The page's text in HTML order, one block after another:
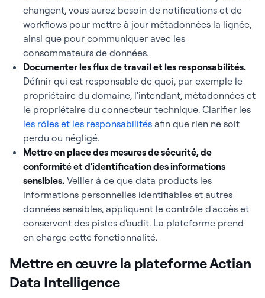
changent, vous aurez besoin de notifications et de
workflows pour mettre à jour métadonnées la lignée,
ainsi que pour communiquer avec les
consommateurs de données.
Documenter les flux de travail et les responsabilités.
Définir qui est responsable de quoi, par exemple le
propriétaire du domaine, l'intendant, métadonnées et
le propriétaire du connecteur technique. Clarifier les
les rôles et les responsabilités afin que rien ne soit
perdu ou négligé.
Mettre en place des mesures de sécurité, de
conformité et d'identification des informations
sensibles. Veiller à ce que data products les
informations personnelles identifiables et autres
données sensibles, appliquent le contrôle d'accès et
conservent des pistes d'audit. La plateforme prend
en charge cette fonctionnalité.
Mettre en œuvre la plateforme Actian
Data Intelligence